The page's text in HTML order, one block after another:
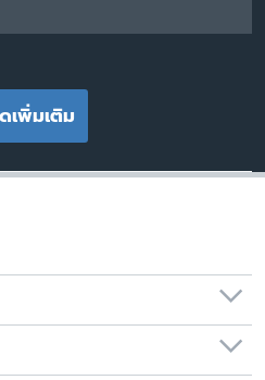
เพิ่มเติม